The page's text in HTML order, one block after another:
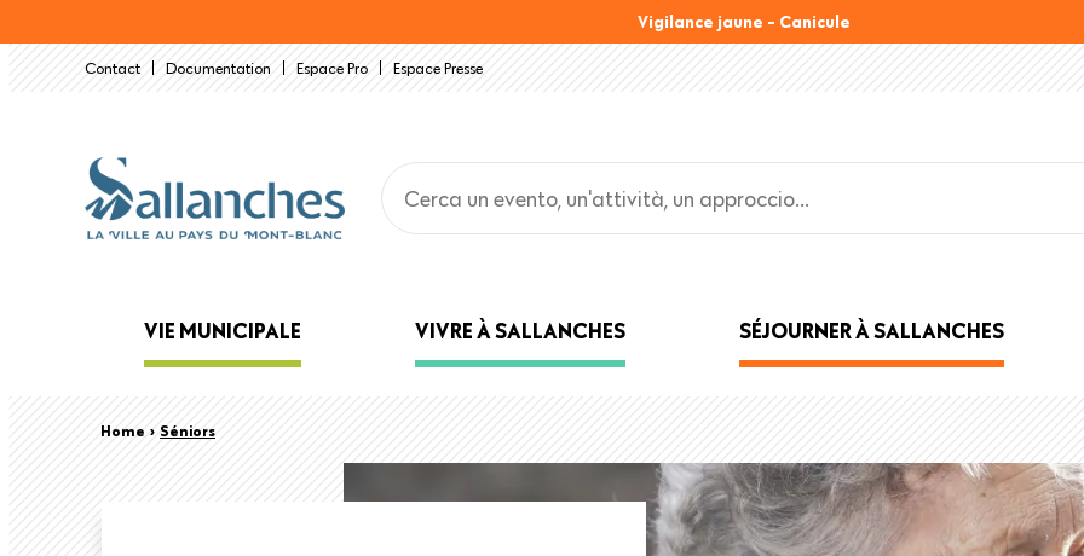
al
Vigilance jaune - Canicule
Contact Documentation Espace Pro Espace Presse
Main
navigation
VIE MUNICIPALE VIVRE À SALLANCHES SÉJOURNER À SALLANCHES
Briciole
di
Home › Séniors